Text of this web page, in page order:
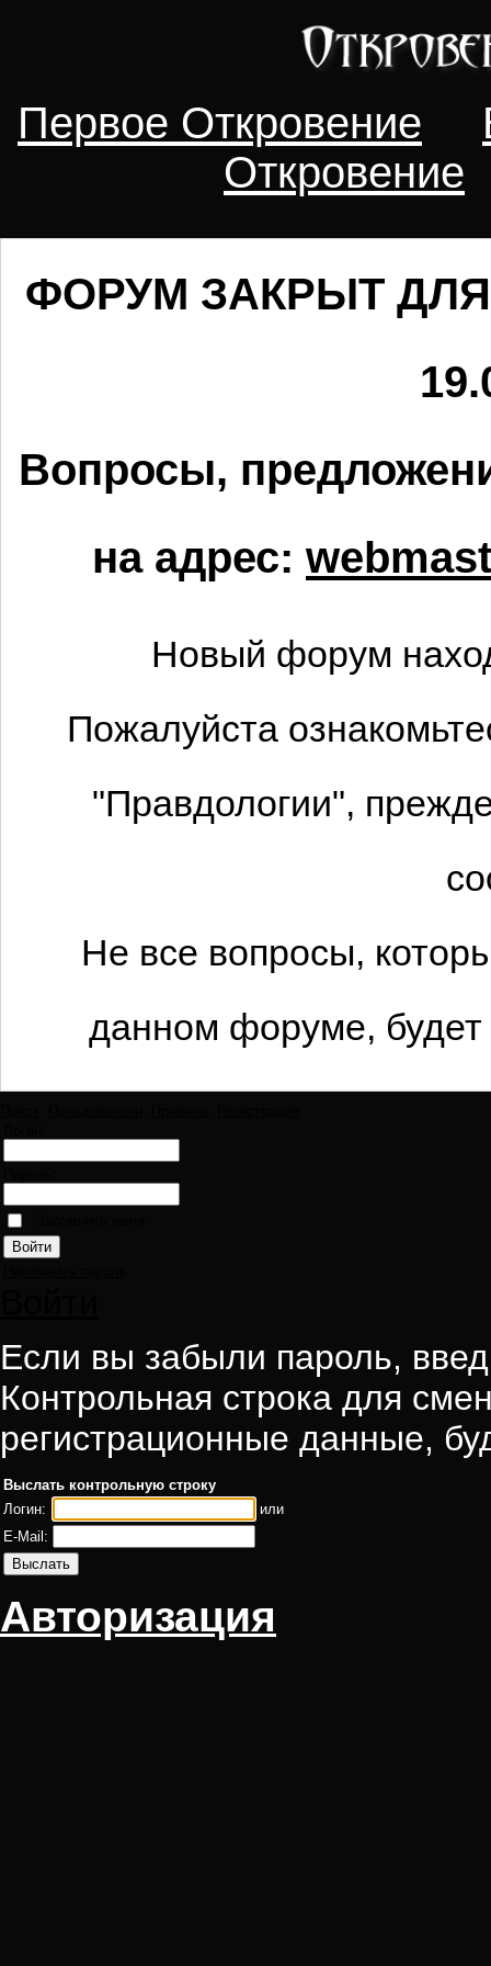
Первое Откровение
Откровение
ФОРУМ ЗАКРЫТ
Вопросы,
на адрес:
Новый форум
Пожалуйста
"Правдологии",
Не все вопросы,
данном форуме,
Если вы забыли пароль,
Контрольная строка для
регистрационные данные,
Выслать контрольную строку
Логин:
или
E-Mail:
Авторизация